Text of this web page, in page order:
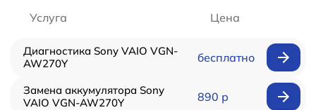
Услуга Цена
Диагностика Sony VAIO VGN-
AW270Y
бесплатно
Замена аккумулятора Sony
VAIO VGN-AW270Y
890 р